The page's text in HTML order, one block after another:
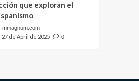
que exploran el
mmagnum.com
27 de April de 2025 0